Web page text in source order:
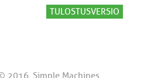
TULOSTUSVERSIO
2016, Simple Machines